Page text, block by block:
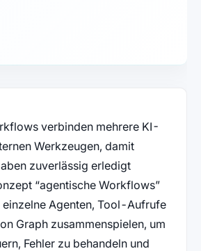
verbinden mehrere KI-
Werkzeugen, damit
zuverlässig erledigt
“agentische Workflows”
Agenten, Tool-Aufrufe
Graph zusammenspielen, um
Fehler zu behandeln und